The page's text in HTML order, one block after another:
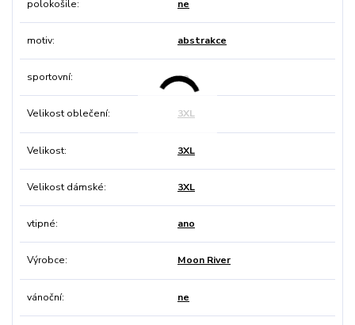
polokošile ne
motiv abstrakce
sportovní ne
Velikost oblečení 3XL
Velikost 3XL
Velikost dámské 3XL
vtipné ano
Výrobce Moon River
vánoční ne